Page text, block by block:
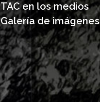
TAC en los medios
Galería de imágenes